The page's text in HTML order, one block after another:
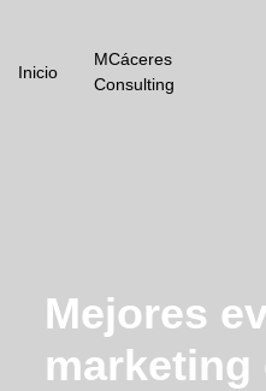
Inicio
MCáceres
Consulting
Mejores
marketing